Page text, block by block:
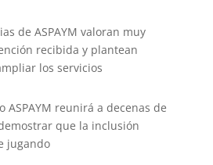
de ASPAYM valoran muy
recibida y plantean
los servicios
ASPAYM reunirá a decenas de
que la inclusión
jugando